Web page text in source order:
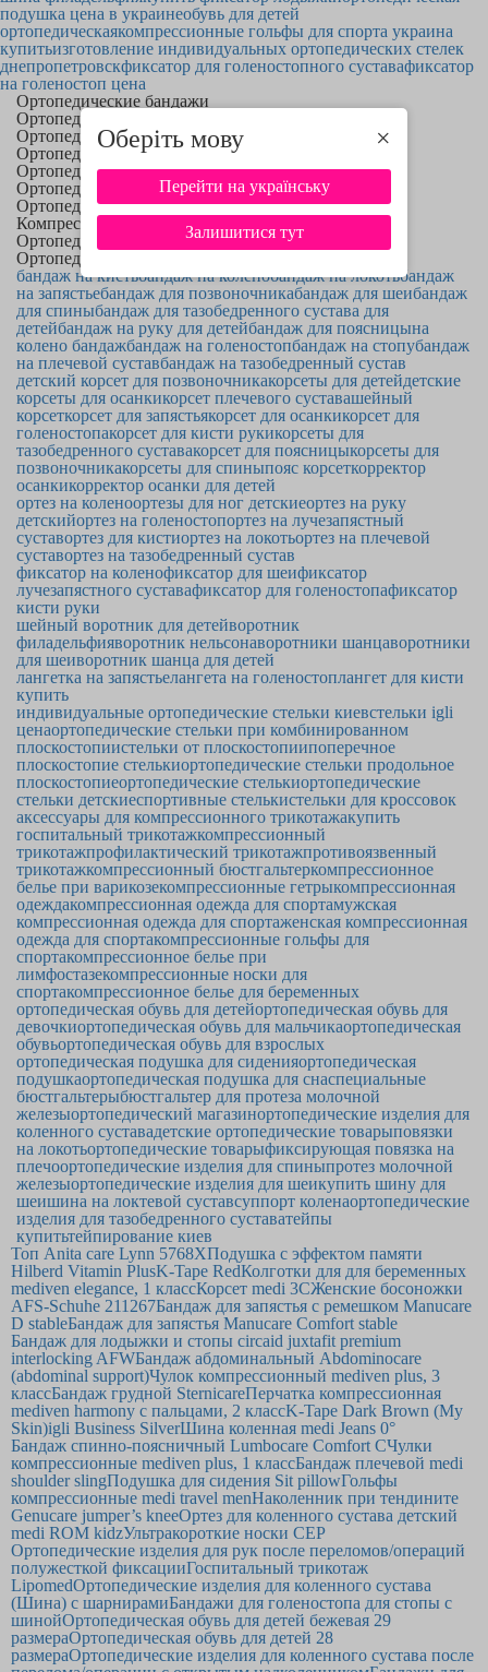
Оберіть мову ×
Перейти на українську
Залишитися тут
подушка цена в украинеобувь для детей
ортопедическаякомпрессионные гольфы для спорта украина
купитьизготовление индивидуальных ортопедических стелек
днепропетровскфиксатор для голеностопного суставафиксатор
на голеностоп цена
Ортопедические бандажи
Ортопедические корсеты
Ортопедические ортезы
Ортопедические фиксаторы
Ортопедические воротники
Ортопедические лангеты
Ортопедические стельки
Компрессионный трикотаж
Ортопедическая обувь
Ортопедические товары
бандаж на кистьбандаж на коленобандаж на локотьбандаж
на запястьебандаж для позвоночникабандаж для шеибандаж
для спиныбандаж для тазобедренного сустава для
детейбандаж на руку для детейбандаж для поясницына
колено бандажбандаж на голеностопбандаж на стопубандаж
на плечевой суставбандаж на тазобедренный сустав
детский корсет для позвоночникакорсеты для детейдетские
корсеты для осанкикорсет плечевого суставашейный
корсеткорсет для запястьякорсет для осанкикорсет для
голеностопакорсет для кисти рукикорсеты для
тазобедренного суставакорсет для поясницыкорсеты для
позвоночникакорсеты для спиныпояс корсеткорректор
осанкикорректор осанки для детей
ортез на коленоортезы для ног детскиеортез на руку
детскийортез на голеностопортез на лучезапястный
суставортез для кистиортез на локотьортез на плечевой
суставортез на тазобедренный сустав
фиксатор на коленофиксатор для шеификсатор
лучезапястного суставафиксатор для голеностопафиксатор
кисти руки
шейный воротник для детейворотник
филадельфияворотник нельсонаворотники шанцаворотники
для шеиворотник шанца для детей
лангетка на запястьелангета на голеностоплангет для кисти
купить
индивидуальные ортопедические стельки киевстельки igli
ценаортопедические стельки при комбинированном
плоскостопиистельки от плоскостопиипоперечное
плоскостопие стелькиортопедические стельки продольное
плоскостопиеортопедические стелькиортопедические
стельки детскиеспортивные стелькистельки для кроссовок
аксессуары для компрессионного трикотажакупить
госпитальный трикотажкомпрессионный
трикотажпрофилактический трикотажпротивоязвенный
трикотажкомпрессионный бюстгальтеркомпрессионное
белье при варикозекомпрессионные гетрыкомпрессионная
одеждакомпрессионная одежда для спортамужская
компрессионная одежда для спортаженская компрессионная
одежда для спортакомпрессионные гольфы для
спортакомпрессионное белье при
лимфостазекомпрессионные носки для
спортакомпрессионное белье для беременных
ортопедическая обувь для детейортопедическая обувь для
девочкиортопедическая обувь для мальчикаортопедическая
обувьортопедическая обувь для взрослых
ортопедическая подушка для сиденияортопедическая
подушкаортопедическая подушка для снаспециальные
бюстгальтерыбюстгальтер для протеза молочной
железыортопедический магазинортопедические изделия для
коленного суставадетские ортопедические товарыповязки
на локотьортопедические товарыфиксирующая повязка на
плечоортопедические изделия для спиныпротез молочной
железыортопедические изделия для шеикупить шину для
шеишина на локтевой суставсуппорт коленаортопедические
изделия для тазобедренного суставатейпы
купитьтейпирование киев
Топ Anita care Lynn 5768ХПодушка с эффектом памяти
Hilberd Vitamin PlusK-Tape RedКолготки для для беременных
mediven elegance, 1 классКорсет medi 3CЖенские босоножки
AFS-Schuhe 211267Бандаж для запястья с ремешком Manucare
D stableБандаж для запястья Manucare Comfort stable
Бандаж для лодыжки и стопы circaid juxtafit premium
interlocking AFWБандаж абдоминальный Abdominocare
(abdominal support)Чулок компрессионный mediven plus, 3
классБандаж грудной SternicareПерчатка компрессионная
mediven harmony с пальцами, 2 классK-Tape Dark Brown (My
Skin)igli Business SilverШина коленная medi Jeans 0°
Бандаж спинно-поясничный Lumbocare Comfort CЧулки
компрессионные mediven plus, 1 классБандаж плечевой medi
shoulder slingПодушка для сидения Sit pillowГольфы
компрессионные medi travel menНаколенник при тендините
Genucare jumper’s kneeОртез для коленного сустава детский
medi ROM kidzУльтракороткие носки CEP
Ортопедические изделия для рук после переломов/операций
полужесткой фиксацииГоспитальный трикотаж
LipomedОртопедические изделия для коленного сустава
(Шина) с шарнирамиБандажи для голеностопа для стопы с
шинойОртопедическая обувь для детей бежевая 29
размераОртопедическая обувь для детей 28
размераОртопедические изделия для коленного сустава после